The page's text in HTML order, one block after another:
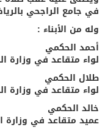
في جامع الراجحي
وله من الأبناء :
أحمد الحكمي
لواء متقاعد في وزارة
طلال الحكمي
لواء متقاعد في وزارة
خالد الحكمي
عميد متقاعد في وزارة